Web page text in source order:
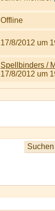
Offline
17/8/2012 um
Spellbinders /
17/8/2012 um